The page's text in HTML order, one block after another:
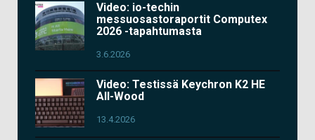
Video: io-techin
messuosastoraportit Computex
2026 -tapahtumasta
3.6.2026
Video: Testissä Keychron K2 HE
All-Wood
13.4.2026